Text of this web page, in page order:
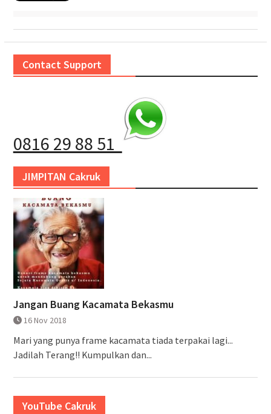
Contact Support
0816 29 88 51
JIMPITAN Cakruk
Jangan Buang Kacamata Bekasmu
16 Nov 2018
Mari yang punya frame kacamata tiada terpakai lagi...
Jadilah Terang!! Kumpulkan dan...
YouTube Cakruk